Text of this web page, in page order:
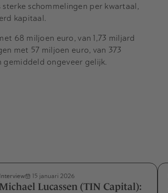
schommelingen per kwartaal,
kapitaal.
68 miljoen euro, van 1,73 miljard
met 57 miljoen euro, van 373
ongeveer gelijk.
Interview 15 januari 2026
Michael Lucassen (TIN Capital):